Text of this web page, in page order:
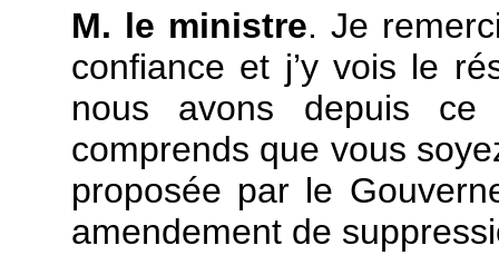
M. le ministre. Je
confiance et j’y vois le
nous avons depuis ce
comprends que vous
proposée par le
amendement de